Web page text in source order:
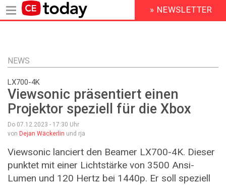
Inhalt
HEADER
MENU
» NEWSLETTER
NEWS
LX700-4K
Viewsonic präsentiert einen
Projektor speziell für die Xbox
Do 07.12.2023 - 17:30 Uhr
von Dejan Wäckerlin und rja
Viewsonic lanciert den Beamer LX700-4K. Dieser
punktet mit einer Lichtstärke von 3500 Ansi-
Lumen und 120 Hertz bei 1440p. Er soll speziell